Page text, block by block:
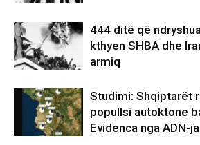
444 ditë që
kthyen SHBA dhe
armiq
Studimi: Shqiptarët
popullsi autoktone
Evidenca nga ADN-